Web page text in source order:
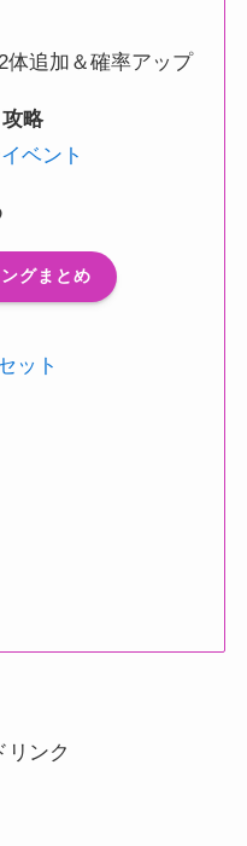
体追加＆確率アップ
略
ベント
グまとめ
ット
リンク